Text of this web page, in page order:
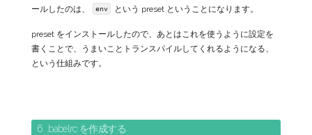
ールしたのは、
env という preset ということになります。
preset をインストールしたので、あとはこれを使うように設定を
書くことで、うまいことトランスパイルしてくれるようになる、
という仕組みです。
6. .babelrc を作成する